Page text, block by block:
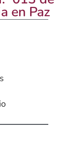
en Paz